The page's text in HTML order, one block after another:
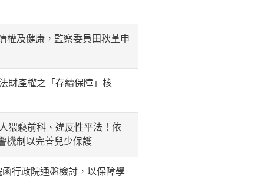
權及健康，監察委員田秋堇申
財產權之「存續保障」核
猥褻前科、違反性平法！依
機制以完善兒少保護
行政院通盤檢討，以保障學